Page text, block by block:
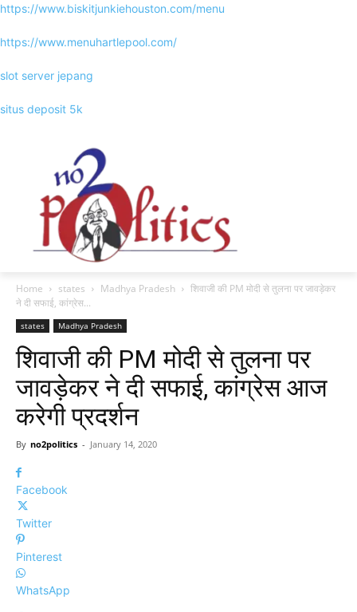
https://www.biskitjunkiehouston.com/menu
https://www.menuhartlepool.com/
slot server jepang
situs deposit 5k
Home states Madhya Pradesh
शिवाजी की PM मोदी से तुलना पर जावड़ेकर
ने दी सफाई, कांग्रेस...
states Madhya Pradesh
शिवाजी की PM मोदी से तुलना पर
जावड़ेकर ने दी सफाई, कांग्रेस आज
करेगी प्रदर्शन
By no2politics - January 14, 2020
Facebook
Twitter
Pinterest
WhatsApp